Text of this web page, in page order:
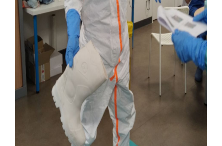
Les recherches en santé à l’AP-HM
Lieu de santé sans tabac